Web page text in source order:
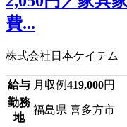
費...
株式会社日本ケイテム
給与 月収例419,000円
勤務
地
福島県 喜多方市